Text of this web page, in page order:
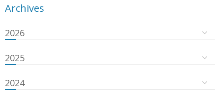
Archives
2026
2025
2024